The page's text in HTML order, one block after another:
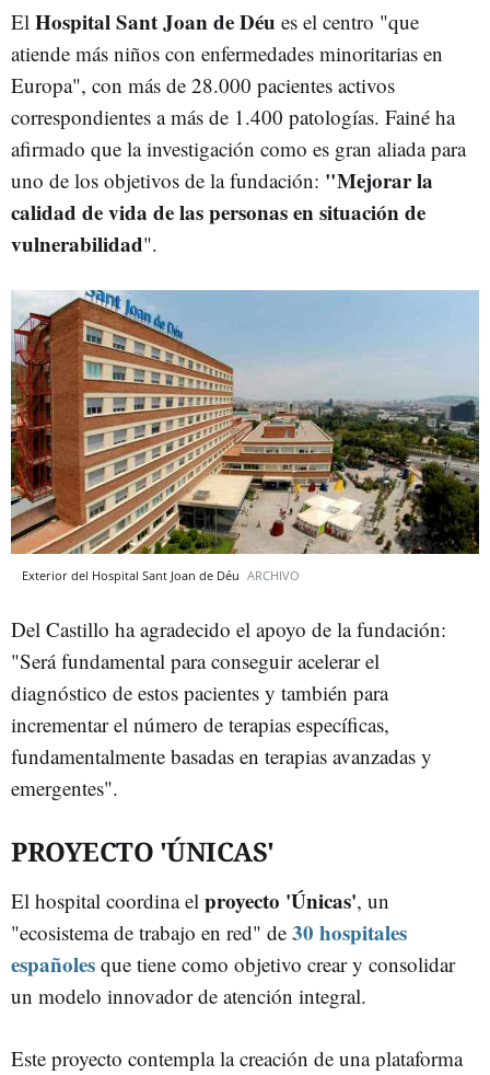
El Hospital Sant Joan de Déu es el centro "que
atiende más niños con enfermedades minoritarias en
Europa", con más de 28.000 pacientes activos
correspondientes a más de 1.400 patologías. Fainé ha
afirmado que la investigación como es gran aliada para
uno de los objetivos de la fundación: "Mejorar la
calidad de vida de las personas en situación de
vulnerabilidad".
Exterior del Hospital Sant Joan de Déu ARCHIVO
Del Castillo ha agradecido el apoyo de la fundación:
"Será fundamental para conseguir acelerar el
diagnóstico de estos pacientes y también para
incrementar el número de terapias específicas,
fundamentalmente basadas en terapias avanzadas y
emergentes".
PROYECTO 'ÚNICAS'
El hospital coordina el proyecto 'Únicas', un
"ecosistema de trabajo en red" de 30 hospitales
españoles que tiene como objetivo crear y consolidar
un modelo innovador de atención integral.
Este proyecto contempla la creación de una plataforma